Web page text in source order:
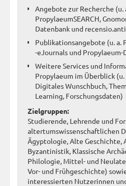
Angebote zur Recherche (u.
PropylaeumSEARCH,
Datenbank und
Publikationsangebote (u. a.
-eJournals und Propylaeum-
Weitere Services und
Propylaeum im Überblick (u.
Digitales Wunschbuch,
Learning, Forschungsdaten)
Zielgruppen:
Studierende, Lehrende und
altertumswissenschaftlichen
Ägyptologie, Alte Geschichte,
Byzantinistik, Klassische
Philologie, Mittel- und
Vor- und Frühgeschichte)
interessierten Nutzerinnen